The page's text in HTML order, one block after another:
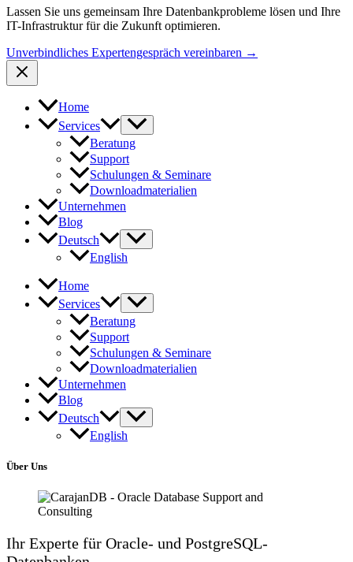
Lassen Sie uns gemeinsam Ihre Datenbankprobleme lösen und Ihre
IT-Infrastruktur für die Zukunft optimieren.
Unverbindliches Expertengespräch vereinbaren →
Home
Services
Beratung
Support
Schulungen & Seminare
Downloadmaterialien
Unternehmen
Blog
Deutsch
English
Home
Services
Beratung
Support
Schulungen & Seminare
Downloadmaterialien
Unternehmen
Blog
Deutsch
English
Über Uns
Ihr Experte für Oracle- und PostgreSQL-